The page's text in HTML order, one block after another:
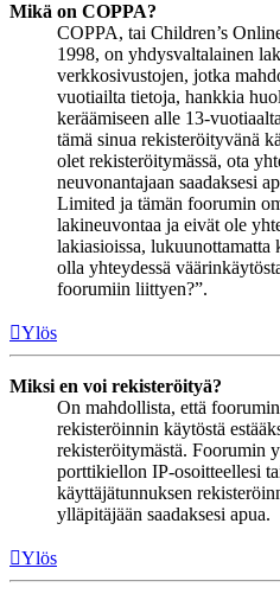
Mikä on COPPA?
COPPA, tai Children’s
1998, on yhdysvaltalainen
verkkosivustojen, jotka
vuotiailta tietoja, hankkia
keräämiseen alle 13-
tämä sinua rekisteröityvänä
olet rekisteröitymässä, ota
neuvonantajaan saadaksesi
Limited ja tämän foorumin
lakineuvontaa ja eivät ole
lakiasioissa,
olla yhteydessä
foorumiin liittyen?”.
Ylös
Miksi en voi rekisteröityä?
On mahdollista, että
rekisteröinnin käytöstä
rekisteröitymästä. Foorumin
porttikiellon IP-osoitteellesi
käyttäjätunnuksen
ylläpitäjään saadaksesi apua.
Ylös